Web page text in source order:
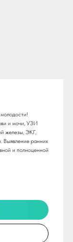
и мочи, УЗИ
железы, ЭКГ,
Выявление ранних
и полноценной